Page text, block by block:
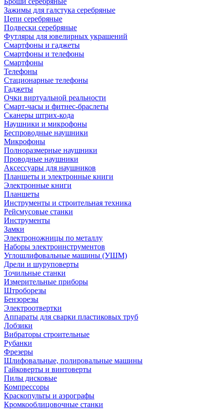
Зажимы для галстука серебряные
Цепи серебряные
Подвески серебряные
Футляры для ювелирных украшений
Смартфоны и гаджеты
Смартфоны и телефоны
Смартфоны
Телефоны
Стационарные телефоны
Гаджеты
Очки виртуальной реальности
Смарт-часы и фитнес-браслеты
Сканеры штрих-кода
Наушники и микрофоны
Беспроводные наушники
Микрофоны
Полноразмерные наушники
Проводные наушники
Аксессуары для наушников
Планшеты и электронные книги
Электронные книги
Планшеты
Инструменты и строительная техника
Рейсмусовые станки
Инструменты
Замки
Электроножницы по металлу
Наборы электроинструментов
Углошлифовальные машины (УШМ)
Дрели и шуруповерты
Точильные станки
Измерительные приборы
Штроборезы
Бензорезы
Электроотвертки
Аппараты для сварки пластиковых труб
Лобзики
Вибраторы строительные
Рубанки
Фрезеры
Шлифовальные, полировальные машины
Гайковерты и винтоверты
Пилы дисковые
Компрессоры
Краскопульты и аэрографы
Кромкооблицовочные станки